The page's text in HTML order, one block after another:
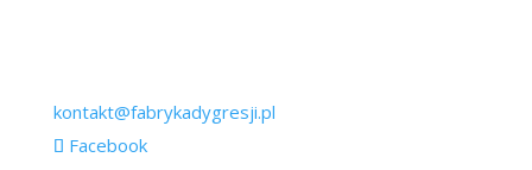
kontakt@fabrykadygresji.pl
Facebook